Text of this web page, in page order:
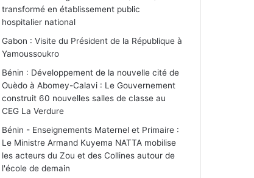
transformé en établissement public
hospitalier national
Gabon : Visite du Président de la République à
Yamoussoukro
Bénin : Développement de la nouvelle cité de
Ouèdo à Abomey-Calavi : Le Gouvernement
construit 60 nouvelles salles de classe au
CEG La Verdure
Bénin - Enseignements Maternel et Primaire :
Le Ministre Armand Kuyema NATTA mobilise
les acteurs du Zou et des Collines autour de
l'école de demain